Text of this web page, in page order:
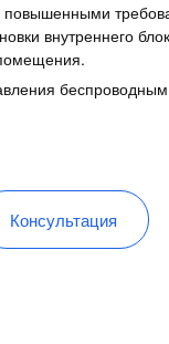
внутреннего
Консультация